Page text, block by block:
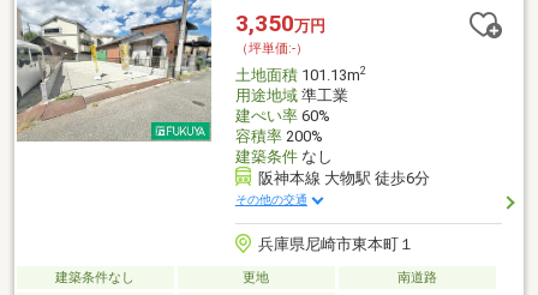
市、尼崎市の不動産購入や売却は(株)福屋不動産販売へお任せく
ださい。お問合せ、ご来店をスタッフ一同、心よりお待ちしてお
ります。
3,350万円
（坪単価:-）
土地面積101.13m2
用途地域準工業
建ぺい率60%
容積率200%
建築条件なし
阪神本線 大物駅 徒歩6分
その他の交通
兵庫県尼崎市東本町１
建築条件なし 更地
南道路